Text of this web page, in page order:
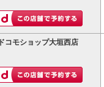
ドコモショップ大垣西店